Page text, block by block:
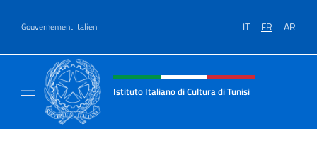
Gouvernement Italien IT FR AR
Site Web, social et en-tête de
Istituto Italiano di Cultura di Tunisi